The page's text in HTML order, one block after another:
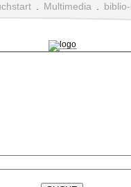
Multimedia